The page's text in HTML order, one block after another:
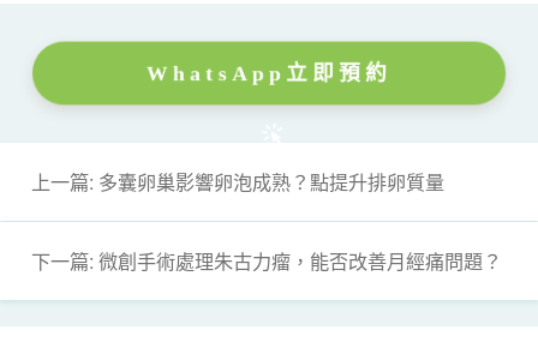
WhatsApp立即預約
上一篇: 多囊卵巢影響卵泡成熟？點提升排卵質量
下一篇: 微創手術處理朱古力瘤，能否改善月經痛問題？